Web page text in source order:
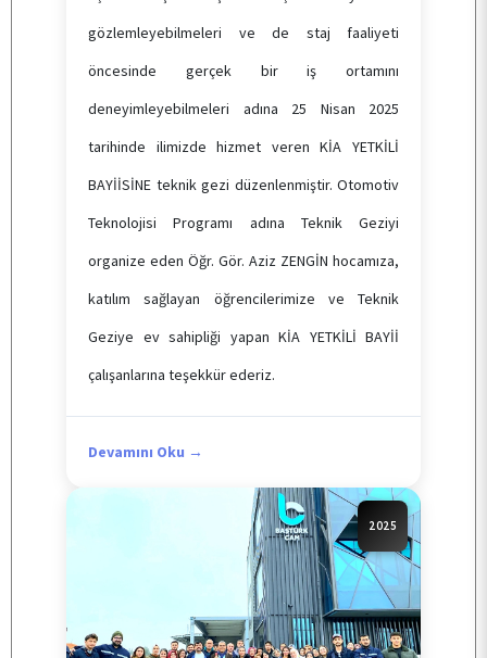
ARAŞTIRMA
E-HİZMET
İLETİŞİM
gözlemleyebilmeleri ve de staj faaliyeti
öncesinde gerçek bir iş ortamını
deneyimleyebilmeleri adına 25 Nisan 2025
tarihinde ilimizde hizmet veren KİA YETKİLİ
BAYİİSİNE teknik gezi düzenlenmiştir. Otomotiv
Teknolojisi Programı adına Teknik Geziyi
organize eden Öğr. Gör. Aziz ZENGİN hocamıza,
katılım sağlayan öğrencilerimize ve Teknik
Geziye ev sahipliği yapan KİA YETKİLİ BAYİİ
çalışanlarına teşekkür ederiz.
Devamını Oku →
2025